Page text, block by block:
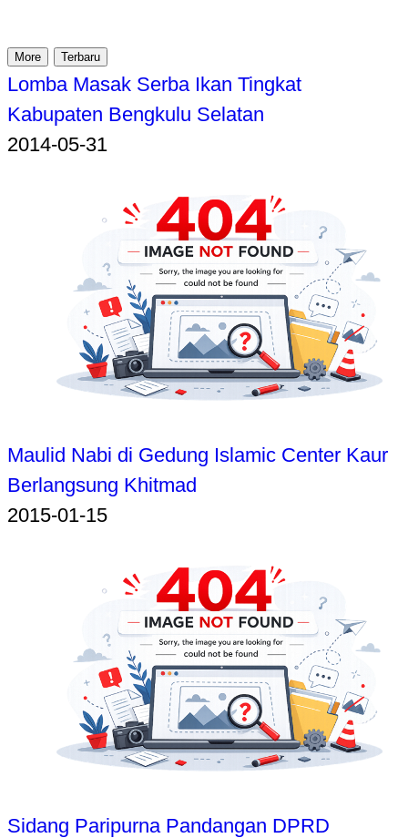
More Terbaru
Lomba Masak Serba Ikan Tingkat
Kabupaten Bengkulu Selatan
2014-05-31
Maulid Nabi di Gedung Islamic Center Kaur
Berlangsung Khitmad
2015-01-15
Sidang Paripurna Pandangan DPRD